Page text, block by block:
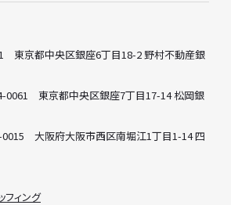
東京都中央区銀座6丁目18-2 野村不動産銀
0061 東京都中央区銀座7丁目17-14 松岡銀
大阪府大阪市西区南堀江1丁目1-14 四
フィング